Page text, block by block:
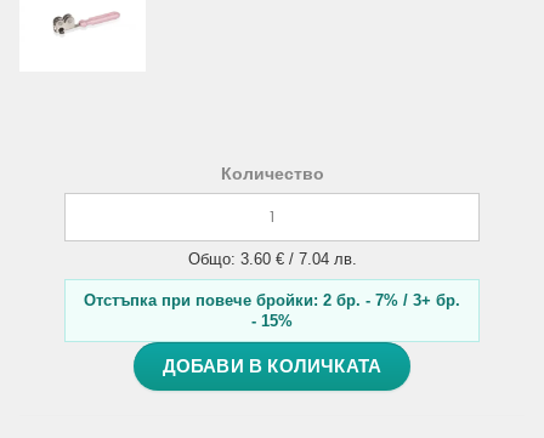
Количество
Общо: 3.60 € / 7.04 лв.
Отстъпка при повече бройки: 2 бр. - 7% / 3+ бр.
- 15%
ДОБАВИ В КОЛИЧКАТА